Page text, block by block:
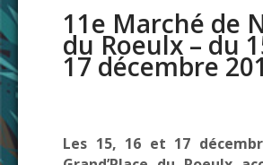
11e Marché de
du Roeulx – du
17 décembre
Les 15, 16 et 17